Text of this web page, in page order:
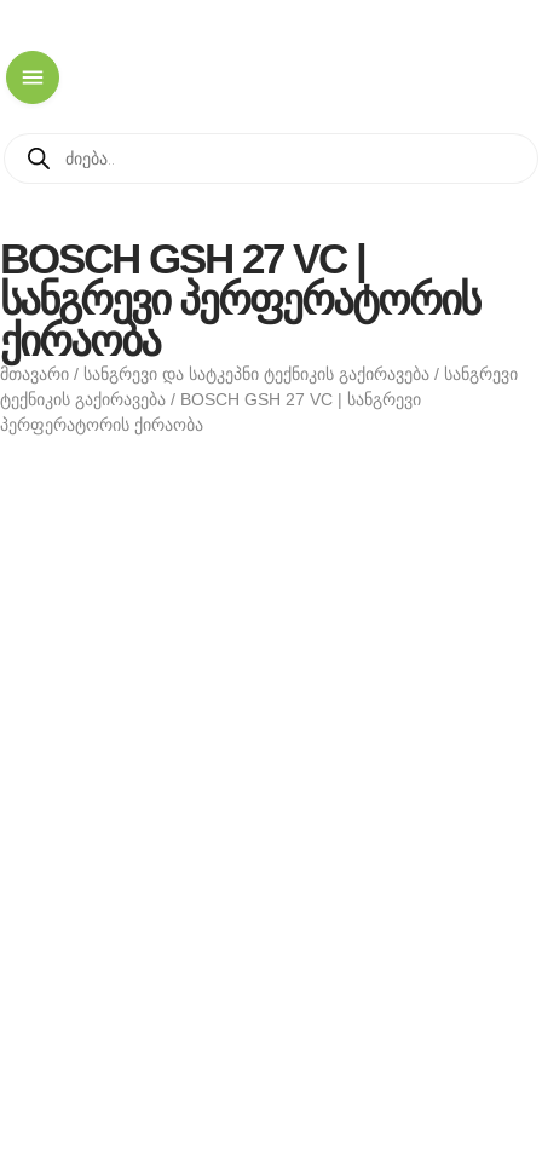
BOSCH GSH 27 VC |
სანგრევი პერფერატორის
ქირაობა
მთავარი / სანგრევი და სატკეპნი ტექნიკის გაქირავება / სანგრევი
ტექნიკის გაქირავება / BOSCH GSH 27 VC | სანგრევი
პერფერატორის ქირაობა